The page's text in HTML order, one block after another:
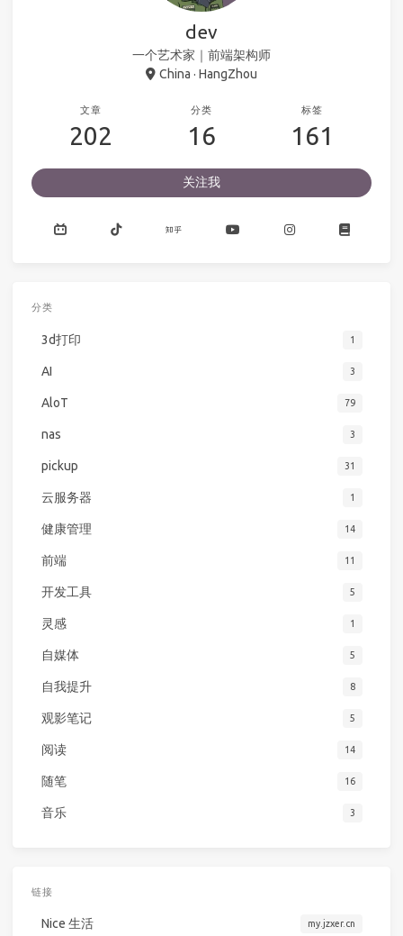
dev
一个艺术家｜前端架构师
China · HangZhou
文章
202
分类
16
标签
161
关注我
分类
3d打印 1
AI 3
AloT 79
nas 3
pickup 31
云服务器 1
健康管理 14
前端 11
开发工具 5
灵感 1
自媒体 5
自我提升 8
观影笔记 5
阅读 14
随笔 16
音乐 3
链接
Nice 生活 my.jzxer.cn